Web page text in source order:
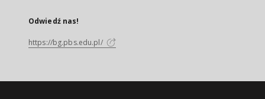
Odwiedź nas!
https://bg.pbs.edu.pl/